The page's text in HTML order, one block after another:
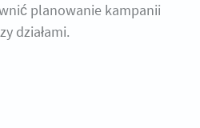
planowanie kampanii
działami.